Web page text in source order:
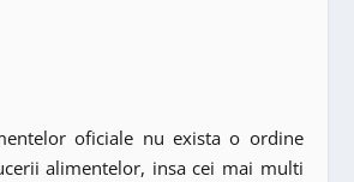
oficiale nu exista o ordine
alimentelor, insa cei mai multi